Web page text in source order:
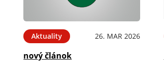
Aktuality 26. MAR 2026
nový článok